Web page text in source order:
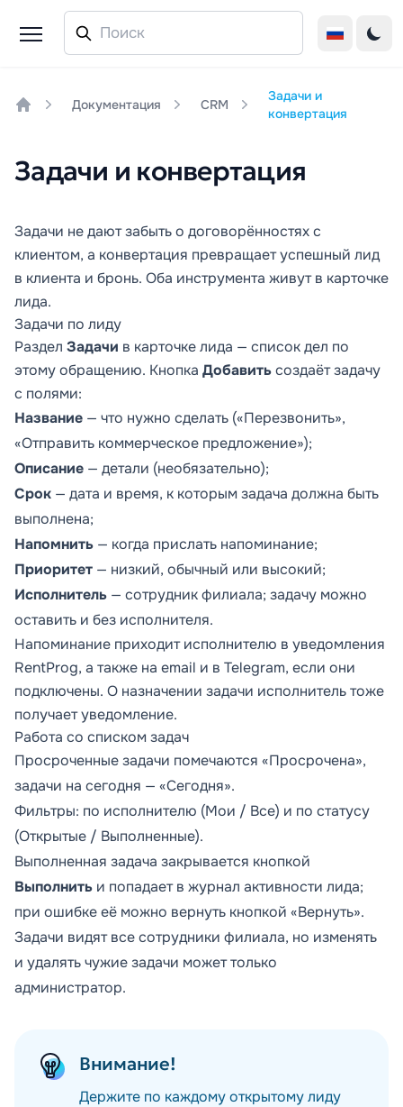
Документация CRM
Задачи и
конвертация
Задачи и конвертация
Задачи не дают забыть о договорённостях с
клиентом, а конвертация превращает успешный лид
в клиента и бронь. Оба инструмента живут в карточке
лида.
Задачи по лиду
Раздел Задачи в карточке лида — список дел по
этому обращению. Кнопка Добавитьсоздаёт задачу
с полями:
Название — что нужно сделать («Перезвонить»,
«Отправить коммерческое предложение»);
Описание — детали (необязательно);
Срок — дата и время, к которым задача должна быть
выполнена;
Напомнить — когда прислать напоминание;
Приоритет — низкий, обычный или высокий;
Исполнитель — сотрудник филиала; задачу можно
оставить и без исполнителя.
Напоминание приходит исполнителю в уведомления
RentProg, а также на email и в Telegram, если они
подключены. О назначении задачи исполнитель тоже
получает уведомление.
Работа со списком задач
Просроченные задачи помечаются «Просрочена»,
задачи на сегодня — «Сегодня».
Фильтры: по исполнителю (Мои / Все) и по статусу
(Открытые / Выполненные).
Выполненная задача закрывается кнопкой
Выполнить и попадает в журнал активности лида;
при ошибке её можно вернуть кнопкой «Вернуть».
Задачи видят все сотрудники филиала, но изменять
и удалять чужие задачи может только
администратор.
Внимание!
Держите по каждому открытому лиду